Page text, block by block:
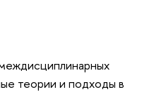
теории и подходы в